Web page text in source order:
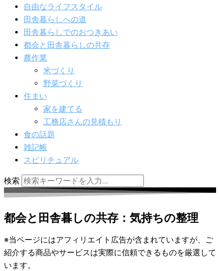
自由なライフスタイル
田舎暮らしへの道
田舎暮らしでのおつきあい
都会と田舎暮らしの共存
農作業
米づくり
野菜づくり
住まい
家を建てる
工務店さんの見積もり
食の話題
雑記帳
スピリチュアル
検索
都会と田舎暮しの共存：気持ちの整理
※当ページにはアフィリエイト広告が含まれていますが、ご
紹介する商品やサービスは実際に信頼できるものを厳選して
います。